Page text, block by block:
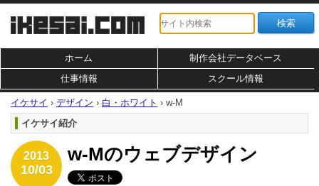
ホーム
制作会社データベース
仕事情報
スクール情報
イケサイ › デザイン › 白・ホワイト › w-M
イケサイ紹介
2013
10/03
w-Mのウェブデザイン